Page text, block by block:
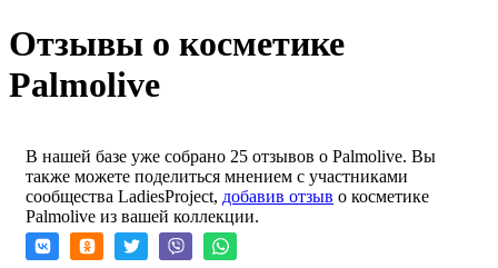
Отзывы о косметике
Palmolive
В нашей базе уже собрано 25 отзывов о Palmolive. Вы
также можете поделиться мнением с участниками
сообщества LadiesProject, добавив отзыв о косметике
Palmolive из вашей коллекции.